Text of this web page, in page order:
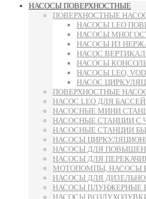
НАСОСЫ ПОВЕРХНОСТНЫЕ
ПОВЕРХНОСТНЫЕ
НАСОСЫ LEO
НАСОСЫ
НАСОСЫ ИЗ
НАСОС
НАСОСЫ
НАСОСЫ LEO,
НАСОС
ПОВЕРХНОСТНЫЕ
НАСОС LEO ДЛЯ
НАСОСНЫЕ МИНИ
НАСОСНЫЕ СТАНЦИИ С
НАСОСНЫЕ СТАНЦИИ
НАСОСЫ
НАСОСЫ ДЛЯ
НАСОСЫ ДЛЯ
МОТОПОМПЫ, НАСОСЫ
НАСОСЫ ДЛЯ
НАСОСЫ ПЛУНЖЕРНЫЕ
НАСОСЫ